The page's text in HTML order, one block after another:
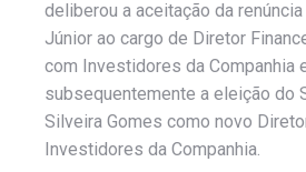
deliberou a aceitação da
Júnior ao cargo de Diretor
com Investidores da Companhia
subsequentemente a eleição do
Silveira Gomes como novo
Investidores da Companhia.